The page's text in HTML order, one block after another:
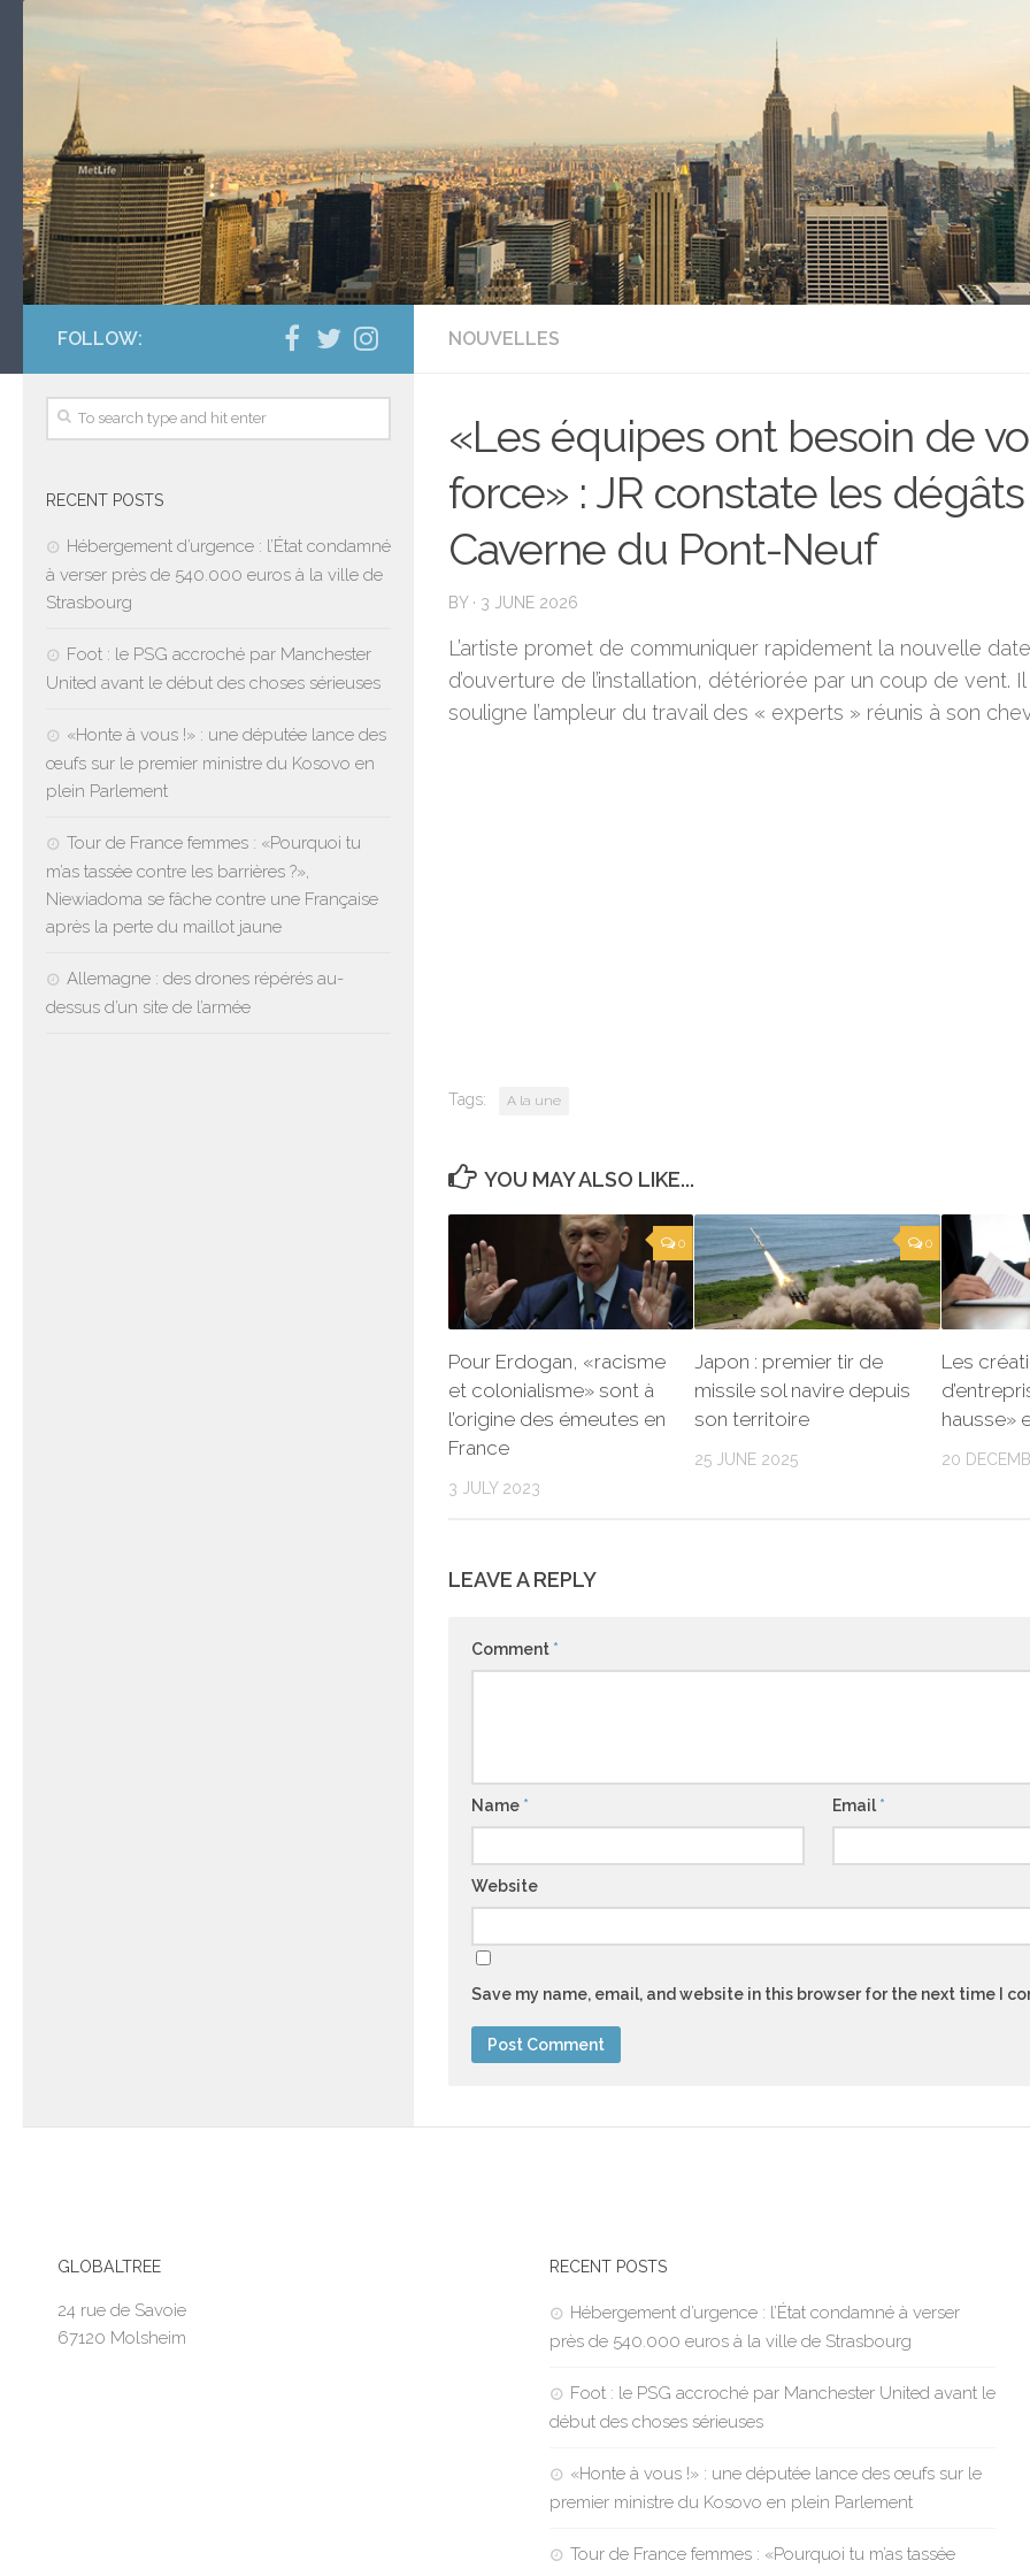
NOUVELLES
«Les équipes ont besoin de
force» : JR constate les
Caverne du Pont-Neuf
BY · 3 JUNE 2026
L’artiste promet de communiquer rapidement la nouvelle date
d’ouverture de l’installation, détériorée par un coup de vent. Il
souligne l’ampleur du travail des « experts » réunis à son
Tags: A la une
YOU MAY ALSO LIKE...
0
Pour Erdogan, «racisme
et colonialisme» sont à
l’origine des émeutes en
France
3 JULY 2023
0
Japon : premier tir de
missile sol navire depuis
son territoire
25 JUNE 2025
Les
hausse»
20
LEAVE A REPLY
Comment *
Name * Email*
Website
Save my name, email, and website in this browser for the next time I
FOLLOW:
RECENT POSTS
Hébergement d’urgence : l’État condamné
à verser près de 540.000 euros à la ville de
Strasbourg
Foot : le PSG accroché par Manchester
United avant le début des choses sérieuses
«Honte à vous !» : une députée lance des
œufs sur le premier ministre du Kosovo en
plein Parlement
Tour de France femmes : «Pourquoi tu
m’as tassée contre les barrières ?»,
Niewiadoma se fâche contre une Française
après la perte du maillot jaune
Allemagne : des drones répérés au-
dessus d’un site de l’armée
GLOBALTREE
24 rue de Savoie
67120 Molsheim
RECENT POSTS
Hébergement d’urgence : l’État condamné à verser
près de 540.000 euros à la ville de Strasbourg
Foot : le PSG accroché par Manchester United avant le
début des choses sérieuses
«Honte à vous !» : une députée lance des œufs sur le
premier ministre du Kosovo en plein Parlement
Tour de France femmes : «Pourquoi tu m’as tassée